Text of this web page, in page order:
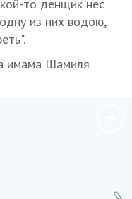
то денщик нес
из них водою,
имама Шамиля